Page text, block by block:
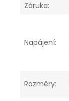
Záruka:
Napájení:
Rozměry: